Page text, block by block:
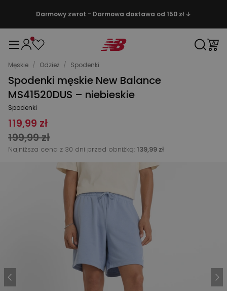
Darmowy zwrot - Darmowa dostawa od 150 zł ↓
Męskie / Odzież / Spodenki
Spodenki męskie New Balance
MS41520DUS – niebieskie
Spodenki
119,99 zł
199,99 zł
Najniższa cena z 30 dni przed obniżką: 139,99 zł